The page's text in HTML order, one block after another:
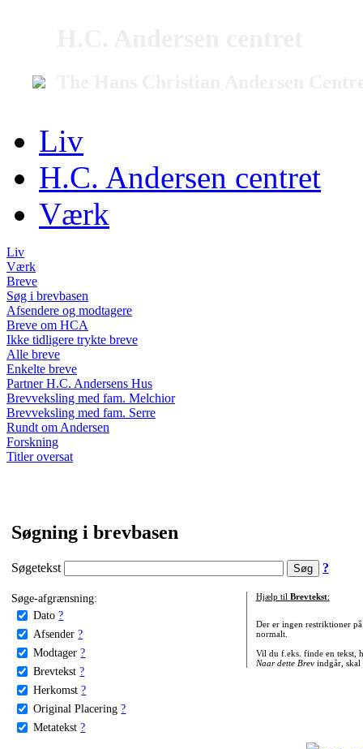
Liv
H.C. Andersen centret
Værk
Liv
Værk
Breve
Søg i brevbasen
Afsendere og modtagere
Breve om HCA
Ikke tidligere trykte breve
Alle breve
Enkelte breve
Partner H.C. Andersens Hus
Brevveksling med fam. Melchior
Brevveksling med fam. Serre
Rundt om Andersen
Forskning
Titler oversat
Søgning i brevbasen
Søgetekst ?
Søge-afgrænsning:
Dato ?
Afsender ?
Modtager ?
Brevtekst ?
Herkomst ?
Original Placering ?
Metatekst ?
Hjælp til Brevtekst:
Der er ingen restriktioner
normalt.
Vil du f.eks. finde en tekst,
Naar dette Brevindgår, skal